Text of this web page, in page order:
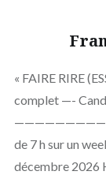
« FAIRE RIRE
complet —-
de 7 h sur un
décembre 2026